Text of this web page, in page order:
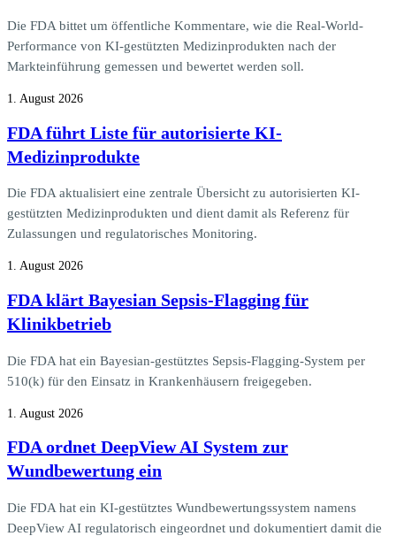
Die FDA bittet um öffentliche Kommentare, wie die Real-World-
Performance von KI-gestützten Medizinprodukten nach der
Markteinführung gemessen und bewertet werden soll.
1. August 2026
FDA führt Liste für autorisierte KI-
Medizinprodukte
Die FDA aktualisiert eine zentrale Übersicht zu autorisierten KI-
gestützten Medizinprodukten und dient damit als Referenz für
Zulassungen und regulatorisches Monitoring.
1. August 2026
FDA klärt Bayesian Sepsis-Flagging für
Klinikbetrieb
Die FDA hat ein Bayesian-gestütztes Sepsis-Flagging-System per
510(k) für den Einsatz in Krankenhäusern freigegeben.
1. August 2026
FDA ordnet DeepView AI System zur
Wundbewertung ein
Die FDA hat ein KI-gestütztes Wundbewertungssystem namens
DeepView AI regulatorisch eingeordnet und dokumentiert damit die